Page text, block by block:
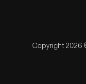
Copyright 2026